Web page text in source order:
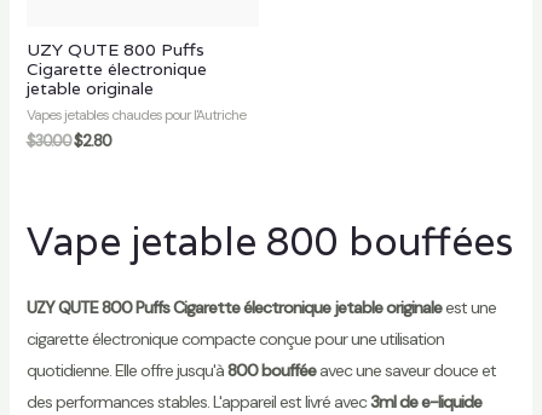
UZY QUTE 800 Puffs
Cigarette électronique
jetable originale
Vapes jetables chaudes pour l'Autriche
$30.00$2.80
Vape jetable 800 bouffées
UZY QUTE 800 Puffs Cigarette électronique jetable originaleest une
cigarette électronique compacte conçue pour une utilisation
quotidienne. Elle offre jusqu'à800 boufféeavec une saveur douce et
des performances stables. L'appareil est livré avec3ml de e-liquide